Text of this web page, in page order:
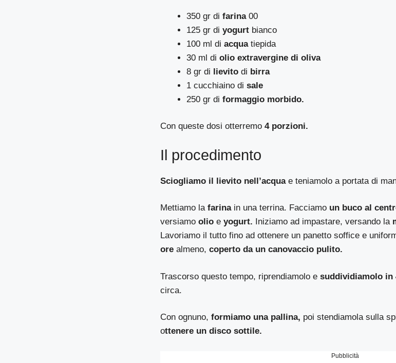
350 gr di farina00
125 gr di yogurt bianco
100 ml di acquatiepida
30 ml di olio extravergine di oliva
8 gr di lievito di birra
1 cucchiaino di sale
250 gr di formaggio morbido.
Con queste dosi otterremo4 porzioni.
Il procedimento
Sciogliamo il lievito nell’acquae teniamolo a portata di
Mettiamo lafarinain una terrina. Facciamo un buco al
versiamoolio eyogurt. Iniziamo ad impastare, versando la
Lavoriamo il tutto fino ad ottenere un panetto soffice e
ore almeno,coperto da un canovaccio pulito.
Trascorso questo tempo, riprendiamolo e suddividiamolo in
circa.
Con ognuno,formiamo una pallina, poi stendiamola sulla
ottenere un disco sottile.
Pubblicità